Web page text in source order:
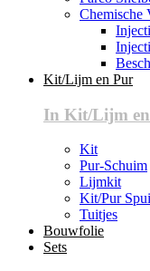
Chemische
Kit/Lijm en Pur
In Kit/Lijm
Kit
Pur-Schuim
Lijmkit
Kit/Pur
Tuitjes
Bouwfolie
Sets